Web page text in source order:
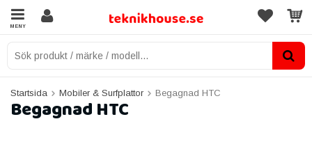
MENY
Startsida Mobiler & Surfplattor Begagnad HTC
Begagnad HTC